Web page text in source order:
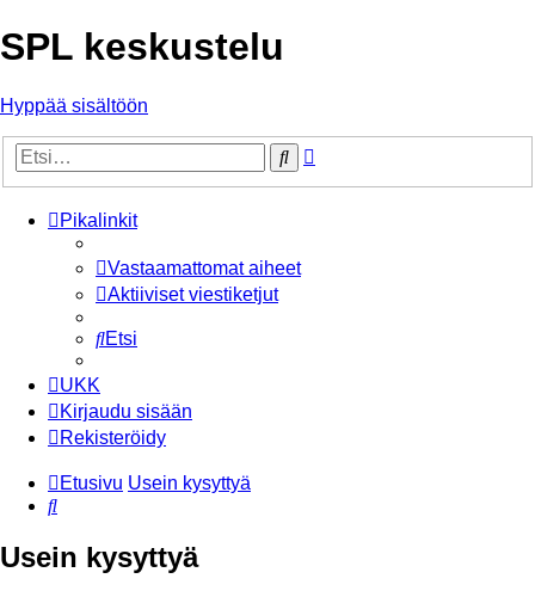
SPL keskustelu
Hyppää sisältöön
Etsi
Pikalinkit
Vastaamattomat aiheet
Aktiiviset viestiketjut
Etsi
UKK
Kirjaudu sisään
Rekisteröidy
Etusivu Usein kysyttyä
Etsi
Usein kysyttyä